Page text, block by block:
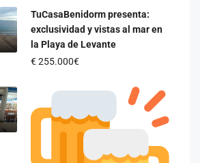
TuCasaBenidorm presenta:
exclusividad y vistas al mar en
la Playa de Levante
€255.000€